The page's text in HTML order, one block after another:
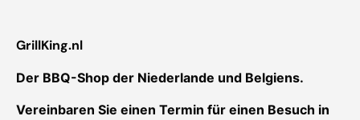
GrillKing.nl
Der BBQ-Shop der Niederlande und Belgiens.
Vereinbaren Sie einen Termin für einen Besuch in